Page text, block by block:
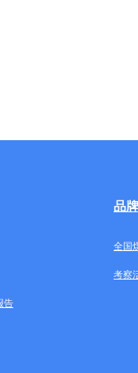
品
全国
考察
告